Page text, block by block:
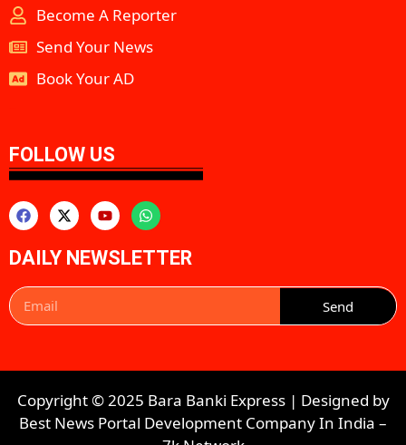
Become A Reporter
Send Your News
Book Your AD
FOLLOW US
DAILY NEWSLETTER
Send
Copyright © 2025 Bara Banki Express | Designed by
Best News Portal Development Company In India –